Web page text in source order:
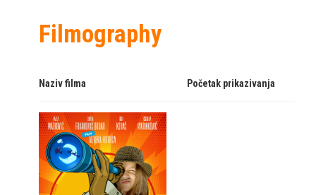
Filmography
Naziv filma Početak prikazivanja